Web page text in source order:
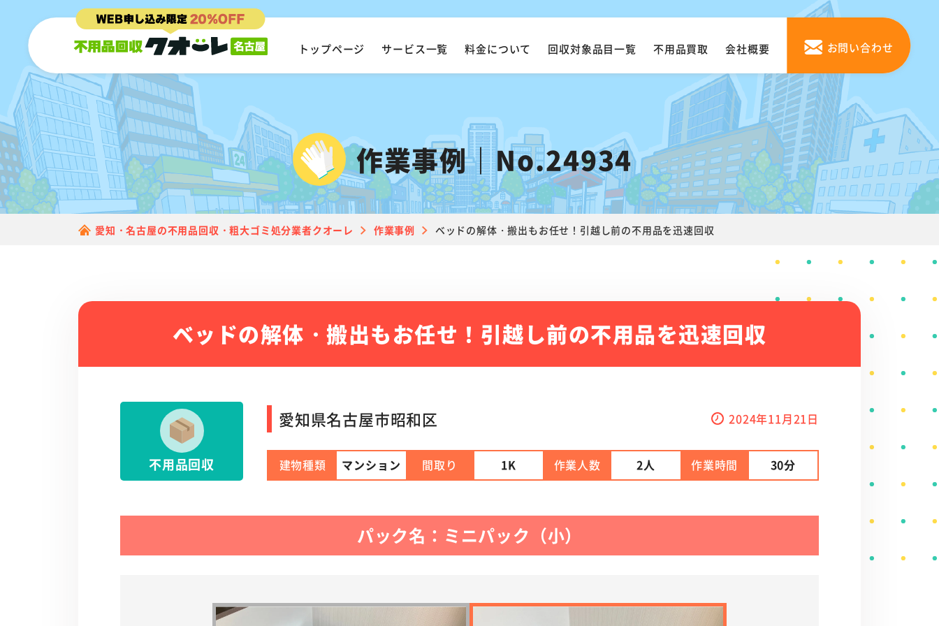
トップページ サービス一覧 料金について 回収対象品目一覧 不用品買取 会社概要 お問い合わせ
作業事例｜No.24934
愛知・名古屋の不用品回収・粗大ゴミ処分業者クオーレ 作業事例 ベッドの解体・搬出もお任せ！引越し前の不用品を迅速回収
ベッドの解体・搬出もお任せ！引越し前の不用品を迅速回収
2024年11月21日
不用品回収
愛知県名古屋市昭和区
建物種類 マンション 間取り 1K 作業人数 2人 作業時間 30分
パック名：ミニパック（小）